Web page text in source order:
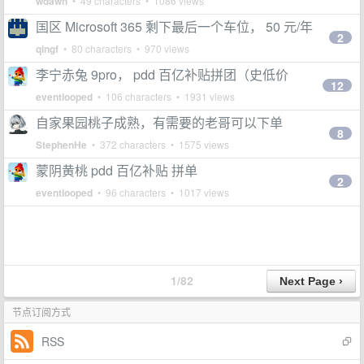
国区 Microsoft 365 剩下最后一个车位， 50 元/年
qingf • 80 characters • 970 views
2
李宁赤兔 9pro， pdd 百亿补贴拼团（史低价
eventlooped • 106 characters • 1931 views
12
自家果园桃子成熟，有需要的老哥可以下单
StephenHe • 372 characters • 1575 views
8
蒙阴黄桃 pdd 百亿补贴 拼单
eventlooped • 96 characters • 1017 views
2
1/82
节点订阅方式
RSS